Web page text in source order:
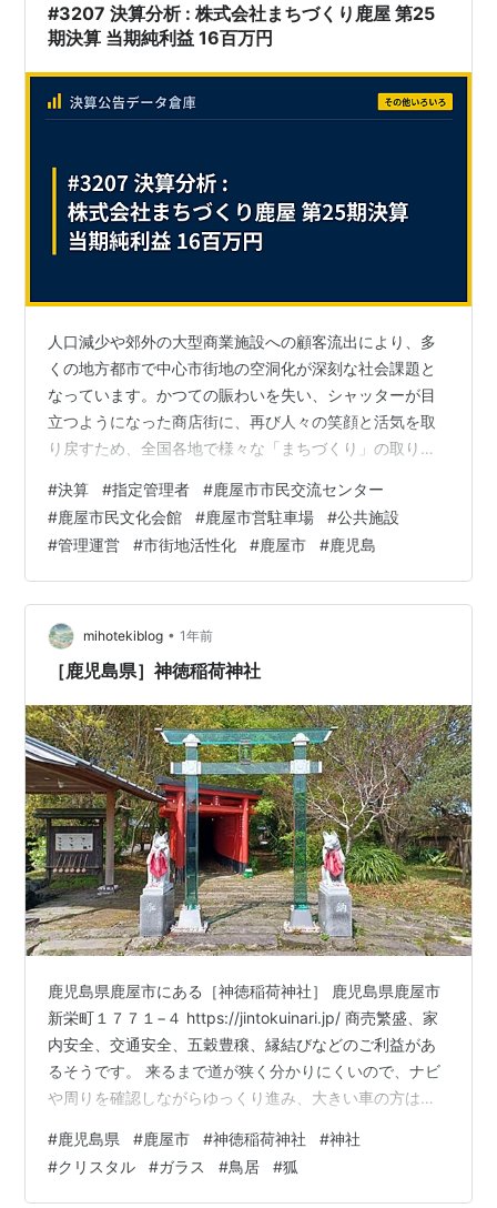
大谷く…
#3207 決算分析 : 株式会社まちづくり鹿屋 第25
期決算 当期純利益 16百万円
人口減少や郊外の大型商業施設への顧客流出により、多
くの地方都市で中心市街地の空洞化が深刻な社会課題と
なっています。かつての賑わいを失い、シャッターが目
立つようになった商店街に、再び人々の笑顔と活気を取
り戻すため、全国各地で様々な「まちづくり」の取り組
鹿屋市で、この難題に官民一体となって挑んでいるの
が、株式会社まちづくり鹿屋です。同社は、鹿屋市や商
工会議所、地域の商店街、そして金融機関が共同で出資
して設立された、いわゆる「まちづくり会社
（TMO）」。市の中心に位置する複合交流施設「リナシ
ティかのや」や文化会館の運営を通じて、地域の活性化
という大…
#決算 #指定管理者 #鹿屋市市民交流センター
#鹿屋市民文化会館 #鹿屋市営駐車場 #公共施設
#管理運営 #市街地活性化 #鹿屋市 #鹿児島
mihotekiblog • 1年前
［鹿児島県］神徳稲荷神社
鹿児島県鹿屋市にある［神徳稲荷神社］ 鹿児島県鹿屋市
新栄町１７７１−４ https://jintokuinari.jp/ 商売繁盛、家
内安全、交通安全、五穀豊穣、縁結びなどのご利益があ
るそうです。 来るまで道が狭く分かりにくいので、ナビ
や周りを確認しながらゆっくり進み、大きい車の方は特
神社らしいです。 手水舎は柄杓が説明看板の所にかけて
あるので自分で取って戻すですが、何組か居ましたが誰
も使わずにそのまま手を洗ってるのかひとつも濡れてま
#鹿児島県 #鹿屋市 #神徳稲荷神社 #神社
#クリスタル #ガラス #鳥居 #狐